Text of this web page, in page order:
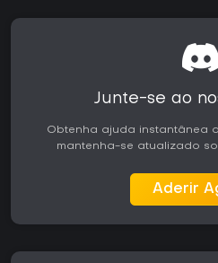
Junte-se ao
Obtenha ajuda instantânea
mantenha-se atualizado
Aderir